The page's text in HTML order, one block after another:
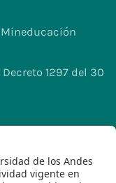
1297 del 30
de los